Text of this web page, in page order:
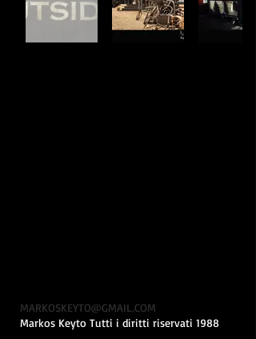
MARKOSKEYTO@GMAIL.COM
Markos Keyto Tutti i diritti riservati 1988